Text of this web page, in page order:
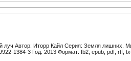
луч Автор: Иторр Кайл Серия: Земля лишних.
1384-3 Год: 2013 Формат: fb2, epub, pdf, rtf,